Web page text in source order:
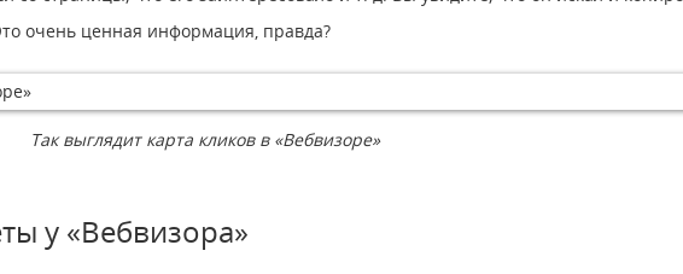
очень ценная информация, правда?
Так выглядит карта кликов в «Вебвизоре»
у «Вебвизора»